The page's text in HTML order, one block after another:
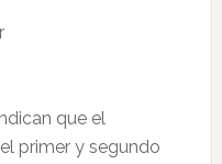
que el
primer y segundo